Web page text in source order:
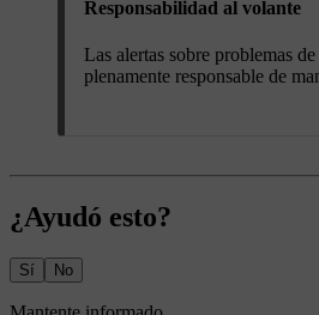
Responsabilidad al volante
Las alertas sobre problemas
plenamente responsable de
¿Ayudó esto?
Sí No